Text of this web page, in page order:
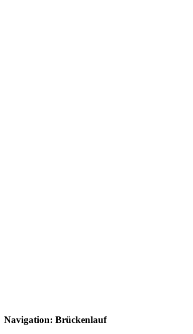
Navigation: Brückenlauf